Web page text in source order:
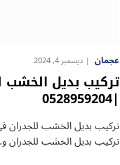
عجمان ديسمبر 4, 2024
تركيب بديل
|0528959204
تركيب بديل الخشب
تركيب بديل الخشب للجدران